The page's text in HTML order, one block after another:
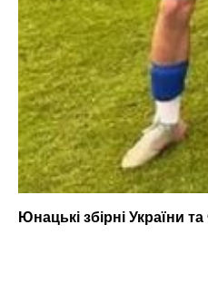
Юнацькі збірні України